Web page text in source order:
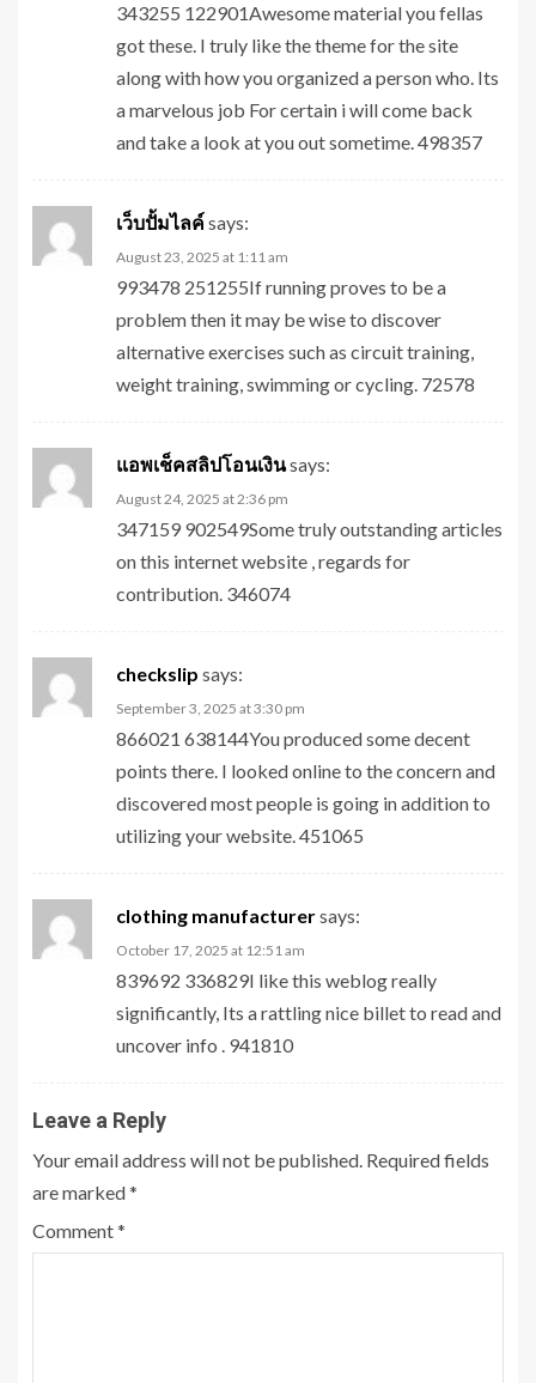
343255 122901Awesome material you fellas
got these. I truly like the theme for the site
along with how you organized a person who. Its
a marvelous job For certain i will come back
and take a look at you out sometime. 498357
เว็บปั้มไลค์ says:
August 23, 2025 at 1:11 am
993478 251255If running proves to be a
problem then it may be wise to discover
alternative exercises such as circuit training,
weight training, swimming or cycling. 72578
แอพเช็คสลิปโอนเงินsays:
August 24, 2025 at 2:36 pm
347159 902549Some truly outstanding articles
on this internet website , regards for
contribution. 346074
checkslip says:
September 3, 2025 at 3:30 pm
866021 638144You produced some decent
points there. I looked online to the concern and
discovered most people is going in addition to
utilizing your website. 451065
clothing manufacturersays:
October 17, 2025 at 12:51 am
839692 336829I like this weblog really
significantly, Its a rattling nice billet to read and
uncover info . 941810
Leave a Reply
Your email address will not be published. Required fields
are marked*
Comment*